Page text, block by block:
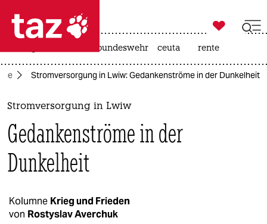
 taz zahl ich
taz zahl ich
themen
politik
öko
kultur

taz zahl ich
bundeswehr ceuta rente
Stromversorgung in Lwiw: Gedankenströme in der Dunkelheit
Stromversorgung in Lwiw
Gedankenströme in der
Dunkelheit
Kolumne Krieg und Frieden
von Rostyslav Averchuk